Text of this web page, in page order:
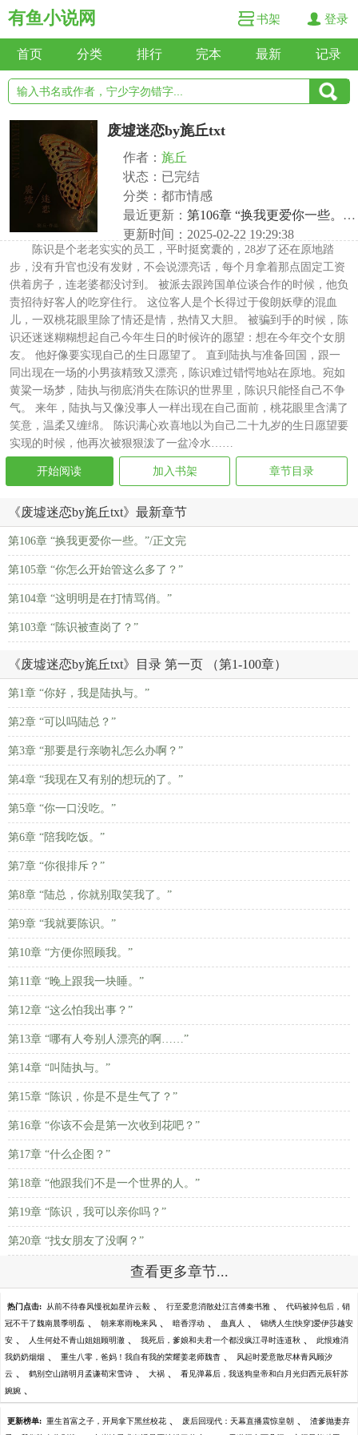
有鱼小说网 书架 登录
首页 分类 排行 完本 最新 记录
废墟迷恋by旄丘txt
作者： 旄丘
状态：已完结
分类：都市情感
最近更新： 第106章 “换我更爱你一些。”/正文完
更新时间：2025-02-22 19:29:38
陈识是个老老实实的员工，平时挺窝囊的，28岁了还在原地踏
步，没有升官也没有发财，不会说漂亮话，每个月拿着那点固定工资
供着房子，连老婆都没讨到。 被派去跟跨国单位谈合作的时候，他负
责招待好客人的吃穿住行。 这位客人是个长得过于俊朗妖孽的混血
儿，一双桃花眼里除了情还是情，热情又大胆。 被骗到手的时候，陈
识还迷迷糊糊想起自己今年生日的时候许的愿望：想在今年交个女朋
友。 他好像要实现自己的生日愿望了。 直到陆执与准备回国，跟一
同出现在一场的小男孩精致又漂亮，陈识难过错愕地站在原地。宛如
黄粱一场梦，陆执与彻底消失在陈识的世界里，陈识只能怪自己不争
气。 来年，陆执与又像没事人一样出现在自己面前，桃花眼里含满了
笑意，温柔又缠绵。 陈识满心欢喜地以为自己二十九岁的生日愿望要
实现的时候，他再次被狠狠泼了一盆冷水……
开始阅读 加入书架 章节目录
《废墟迷恋by旄丘txt》最新章节
第106章 “换我更爱你一些。”/正文完
第105章 “你怎么开始管这么多了？”
第104章 “这明明是在打情骂俏。”
第103章 “陈识被查岗了？”
《废墟迷恋by旄丘txt》目录 第一页 （第1-100章）
第1章 “你好，我是陆执与。”
第2章 “可以吗陆总？”
第3章 “那要是行亲吻礼怎么办啊？”
第4章 “我现在又有别的想玩的了。”
第5章 “你一口没吃。”
第6章 “陪我吃饭。”
第7章 “你很排斥？”
第8章 “陆总，你就别取笑我了。”
第9章 “我就要陈识。”
第10章 “方便你照顾我。”
第11章 “晚上跟我一块睡。”
第12章 “这么怕我出事？”
第13章 “哪有人夸别人漂亮的啊……”
第14章 “叫陆执与。”
第15章 “陈识，你是不是生气了？”
第16章 “你该不会是第一次收到花吧？”
第17章 “什么企图？”
第18章 “他跟我们不是一个世界的人。”
第19章 “陈识，我可以亲你吗？”
第20章 “找女朋友了没啊？”
查看更多章节...
热门点击: 从前不待春风慢祝如星许云毅 、 行至爱意消散处江言傅秦书雅 、 代码被掉包后，销
冠不干了魏南晨季明磊 、 朝来寒雨晚来风 、 暗香浮动 、 蛊真人 、 锦绣人生[快穿]爱伊莎越安
安 、 人生何处不青山姐姐顾明澈 、 我死后，爹娘和夫君一个都没疯江寻时连道秋 、 此恨难消
我奶奶烟烟 、 重生八零，爸妈！我自有我的荣耀姜老师魏杳 、 风起时爱意散尽林青风顾汐
云 、 鹤别空山踏明月孟谦荀宋雪诗 、 大祸 、 看见弹幕后，我送狗皇帝和白月光归西元辰轩苏
婉婉 、
更新榜单: 重生首富之子，开局拿下黑丝校花 、 废后回现代：天幕直播震惊皇朝 、 渣爹抛妻弃